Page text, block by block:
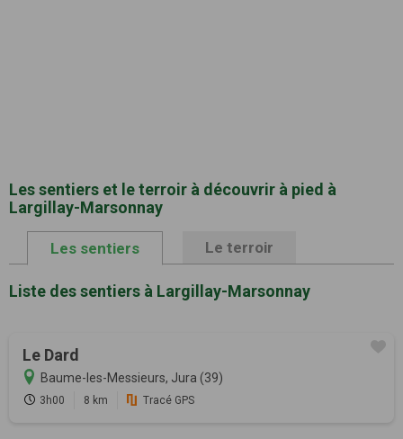
Les sentiers et le terroir à découvrir à pied à
Largillay-Marsonnay
Les sentiers Le terroir
Liste des sentiers à Largillay-Marsonnay
Le Dard
Baume-les-Messieurs, Jura (39)
3h00 8 km Tracé GPS